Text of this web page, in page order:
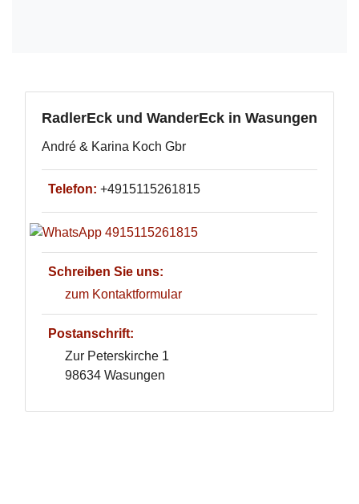
RadlerEck und WanderEck in Wasungen
André & Karina Koch Gbr
Telefon: +4915115261815
Schreiben Sie uns:
zum Kontaktformular
Postanschrift:
Zur Peterskirche 1
98634 Wasungen